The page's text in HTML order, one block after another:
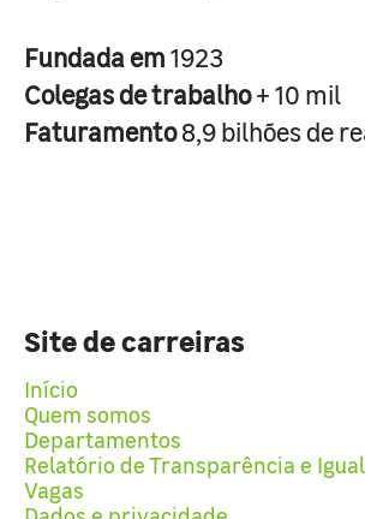
Fundada em1923
Colegas de trabalho+ 10 mil
Faturamento8,9 bilhões de
Site de carreiras
Início
Quem somos
Departamentos
Relatório de Transparência e
Vagas